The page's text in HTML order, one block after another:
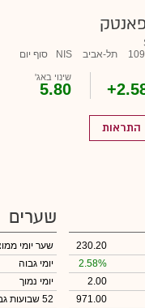
תל-אביב NIS סוף יום
שינוי באג'
5.80
התראות
230.20
2.58%
2.00
971.00
שערים
שער יומי
יומי גבוה
יומי נמוך
52 שבועות גבוה